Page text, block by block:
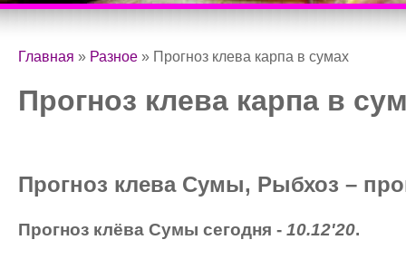
Главная » Разное » Прогноз клева карпа в сумах
Прогноз клева карпа в
Прогноз клева Сумы, Рыбхоз –
Прогноз клёва Сумы сегодня - 10.12'20.